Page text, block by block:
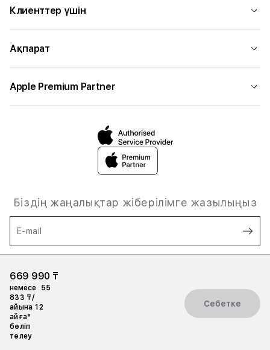
669 990 ₸
немесе
55
833 ₸/
айына 12
айға*
бөліп
төлеу
Себетке
Клиенттер үшін
Ақпарат
Apple Premium Partner
Біздің жаңалықтар жіберілімге жазылыңыз
E-mail
Мен жеке деректерімді өңдеуге келісемін,
пайдалану шарттарымен таныстым